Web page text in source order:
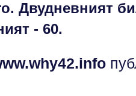
Двудневният
- 60.